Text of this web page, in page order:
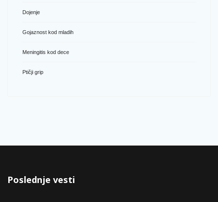
Dojenje
Gojaznost kod mladih
Meningitis kod dece
Ptičji grip
Poslednje vesti